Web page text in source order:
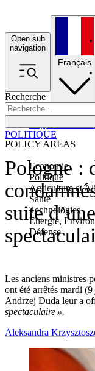
Open sub
navigation
Recherche
POLICY AREAS
Economie
Politique
Agriculture et
Santé
Technologies
Energie,
Défense
Français
Pologne :
suite
Les anciens ministres
ont été arrêtés mardi
Andrzej Duda leur a
spectaculaire ».
POLITIQUE
Aleksandra